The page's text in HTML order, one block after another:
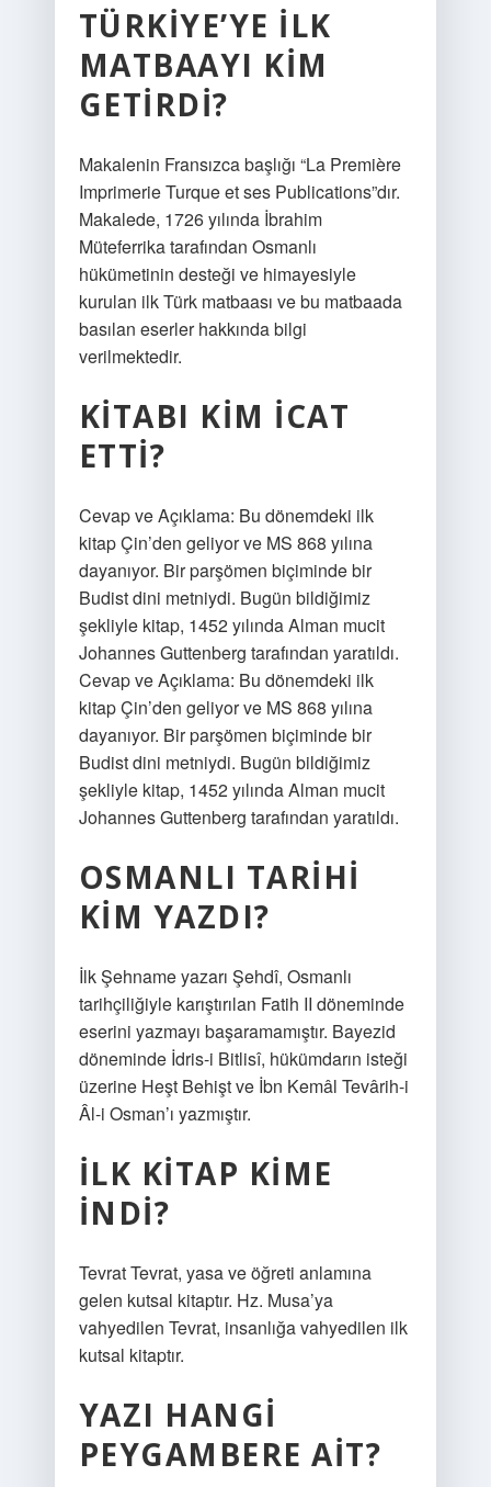
TÜRKIYE’YE ILK
MATBAAYI KIM
GETIRDI?
Makalenin Fransızca başlığı “La Première
Imprimerie Turque et ses Publications”dır.
Makalede, 1726 yılında İbrahim
Müteferrika tarafından Osmanlı
hükümetinin desteği ve himayesiyle
kurulan ilk Türk matbaası ve bu matbaada
basılan eserler hakkında bilgi
verilmektedir.
KITABI KIM ICAT
ETTI?
Cevap ve Açıklama: Bu dönemdeki ilk
kitap Çin’den geliyor ve MS 868 yılına
dayanıyor. Bir parşömen biçiminde bir
Budist dini metniydi. Bugün bildiğimiz
şekliyle kitap, 1452 yılında Alman mucit
Johannes Guttenberg tarafından yaratıldı.
Cevap ve Açıklama: Bu dönemdeki ilk
kitap Çin’den geliyor ve MS 868 yılına
dayanıyor. Bir parşömen biçiminde bir
Budist dini metniydi. Bugün bildiğimiz
şekliyle kitap, 1452 yılında Alman mucit
Johannes Guttenberg tarafından yaratıldı.
OSMANLI TARIHI
KIM YAZDI?
İlk Şehname yazarı Şehdî, Osmanlı
tarihçiliğiyle karıştırılan Fatih II döneminde
eserini yazmayı başaramamıştır. Bayezid
döneminde İdris-i Bitlisî, hükümdarın isteği
üzerine Heşt Behişt ve İbn Kemâl Tevârih-i
Âl-i Osman’ı yazmıştır.
İLK KITAP KIME
INDI?
Tevrat Tevrat, yasa ve öğreti anlamına
gelen kutsal kitaptır. Hz. Musa’ya
vahyedilen Tevrat, insanlığa vahyedilen ilk
kutsal kitaptır.
YAZI HANGI
PEYGAMBERE AIT?